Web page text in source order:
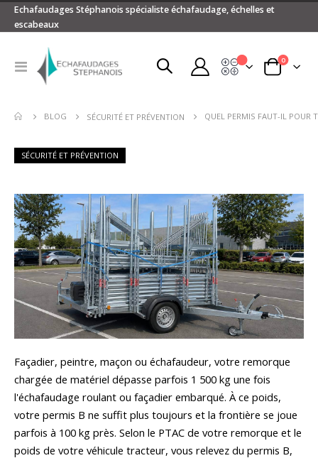
Echafaudages Stéphanois spécialiste échafaudage, échelles et
escabeaux
Basculer
Panier
0articles
Devis
BLOG SÉCURITÉ ET PRÉVENTION QUEL PERMIS FAUT-IL POUR
SÉCURITÉ ET PRÉVENTION
Façadier, peintre, maçon ou échafaudeur, votre remorque
chargée de matériel dépasse parfois 1 500 kg une fois
l'échafaudage roulant ou façadier embarqué. À ce poids,
votre permis B ne suffit plus toujours et la frontière se joue
parfois à 100 kg près. Selon le PTAC de votre remorque et le
poids de votre véhicule tracteur, vous relevez du permis B,